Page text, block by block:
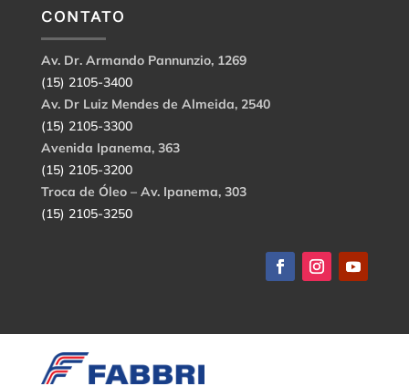
CONTATO
Av. Dr. Armando Pannunzio, 1269
(15) 2105-3400
Av. Dr Luiz Mendes de Almeida, 2540
(15) 2105-3300
Avenida Ipanema, 363
(15) 2105-3200
Troca de Óleo – Av. Ipanema, 303
(15) 2105-3250